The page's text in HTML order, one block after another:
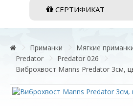
СЕРТИФИКАТ
Приманки Мягкие
Predator
Predator 026
Виброхвост Manns Predator 3см,